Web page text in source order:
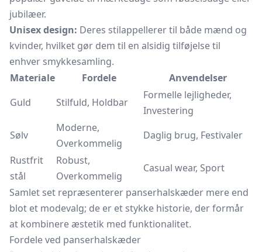
jubilæer.
Unisex design: Deres stilappellerer til både mænd og
kvinder, hvilket gør dem til en alsidig tilføjelse til
enhver smykkesamling.
Materiale
Fordele
Anvendelser
Guld
Stilfuld, Holdbar
Formelle lejligheder,
Investering
Sølv
Moderne,
Overkommelig
Daglig brug, Festivaler
Rustfrit
stål
Robust,
Overkommelig
Casual wear, Sport
Samlet set repræsenterer panserhalskæder mere end
blot et modevalg; de er et stykke historie, der formår
at kombinere æstetik med funktionalitet.
Fordele ved panserhalskæder